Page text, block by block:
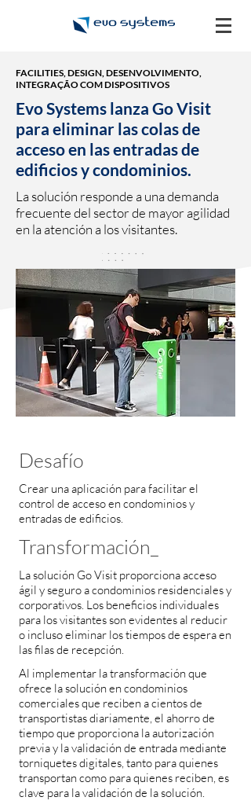
FACILITIES, DESIGN, DESENVOLVIMENTO,
INTEGRAÇÃO COM DISPOSITIVOS
Evo Systems lanza Go Visit
para eliminar las colas de
acceso en las entradas de
edificios y condominios.
La solución responde a una demanda
frecuente del sector de mayor agilidad
en la atención a los visitantes.
Desafío
Crear una aplicación para facilitar el
control de acceso en condominios y
entradas de edificios.
Transformación_
La solución Go Visit proporciona acceso
ágil y seguro a condominios residenciales y
corporativos. Los beneficios individuales
para los visitantes son evidentes al reducir
o incluso eliminar los tiempos de espera en
las filas de recepción.
Al implementar la transformación que
ofrece la solución en condominios
comerciales que reciben a cientos de
transportistas diariamente, el ahorro de
tiempo que proporciona la autorización
previa y la validación de entrada mediante
torniquetes digitales, tanto para quienes
transportan como para quienes reciben, es
clave para la validación de la solución.